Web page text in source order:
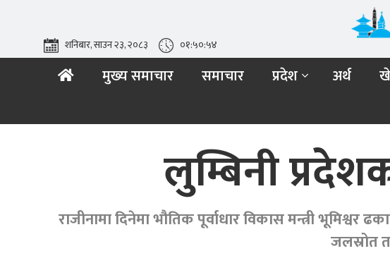
शनिबार, साउन २३, २०८३ ०१:५०:५५
मुख्य समाचार समाचार प्रदेश अर्थ
लुम्बिनी
राजीनामा दिनेमा भौतिक पूर्वाधार विकास मन्त्री भूमिश्वर
जलस्रोत